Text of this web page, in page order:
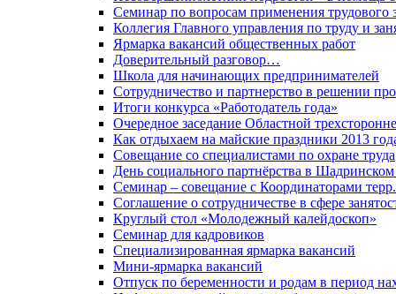
Семинар по вопросам применения трудового
Коллегия Главного управления по труду и
Ярмарка вакансий общественных работ
Доверительный разговор…
Школа для начинающих предпринимателей
Сотрудничество и партнерство в решении
Итоги конкурса «Работодатель года»
Очередное заседание Областной
Как отдыхаем на майские праздники 2013
Совещание со специалистами по охране труда
День социального партнёрства в
Семинар – совещание с Координаторами
Соглашение о сотрудничестве в сфере
Круглый стол «Молодежный калейдоскоп»
Семинар для кадровиков
Специализированная ярмарка вакансий
Мини-ярмарка вакансий
Отпуск по беременности и родам в период